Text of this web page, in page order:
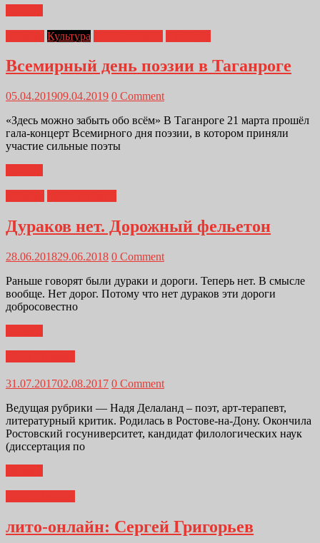
Культура
Всемирный день поэзии в Таганроге
05.04.201909.04.2019 0 Comment
«Здесь можно забыть обо всём» В Таганроге 21 марта прошёл
гала-концерт Всемирного дня поэзии, в котором приняли
участие сильные поэты
Дураков нет. Дорожный фельетон
28.06.201829.06.2018 0 Comment
Раньше говорят были дураки и дороги. Теперь нет. В смысле
вообще. Нет дорог. Потому что нет дураков эти дороги
добросовестно
31.07.201702.08.2017 0 Comment
Ведущая рубрики — Надя Делаланд – поэт, арт-терапевт,
литературный критик. Родилась в Ростове-на-Дону. Окончила
Ростовский госуниверситет, кандидат филологических наук
(диссертация по
лито-онлайн: Сергей Григорьев